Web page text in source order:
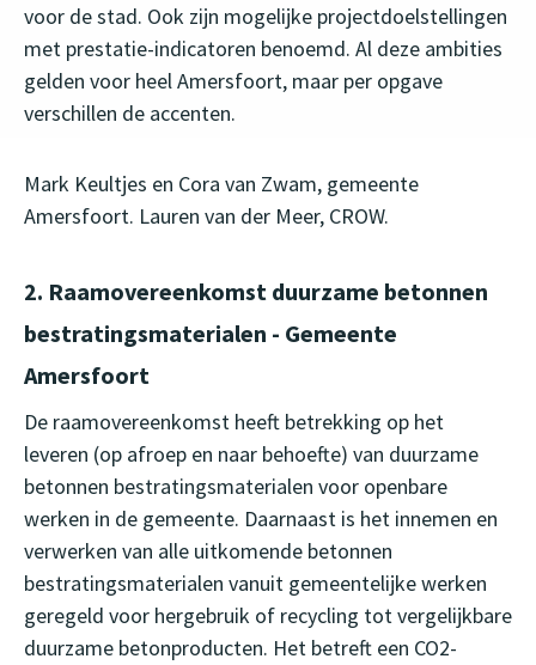
voor de stad. Ook zijn mogelijke projectdoelstellingen
met prestatie-indicatoren benoemd. Al deze ambities
gelden voor heel Amersfoort, maar per opgave
verschillen de accenten.
Mark Keultjes en Cora van Zwam, gemeente
Amersfoort. Lauren van der Meer, CROW.
2. Raamovereenkomst duurzame betonnen
bestratingsmaterialen - Gemeente
Amersfoort
De raamovereenkomst heeft betrekking op het
leveren (op afroep en naar behoefte) van duurzame
betonnen bestratingsmaterialen voor openbare
werken in de gemeente. Daarnaast is het innemen en
verwerken van alle uitkomende betonnen
bestratingsmaterialen vanuit gemeentelijke werken
geregeld voor hergebruik of recycling tot vergelijkbare
duurzame betonproducten. Het betreft een CO2-